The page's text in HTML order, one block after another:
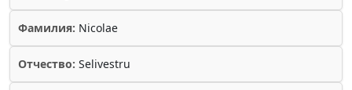
Фамилия: Nicolae
Отчество: Selivestru